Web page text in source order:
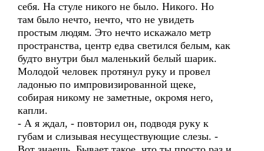
себя. На стуле никого не было. Никого. Но
там было нечто, нечто, что не увидеть
простым людям. Это нечто искажало метр
пространства, центр едва светился белым, как
будто внутри был маленький белый шарик.
Молодой человек протянул руку и провел
ладонью по импровизированной щеке,
собирая никому не заметные, окромя него,
капли.
- А я ждал, - повторил он, подводя руку к
губам и слизывая несуществующие слезы. -